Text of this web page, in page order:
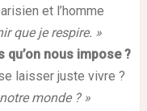
et l’homme
que je respire. »
nous impose ?
laisser juste vivre ?
monde ? »